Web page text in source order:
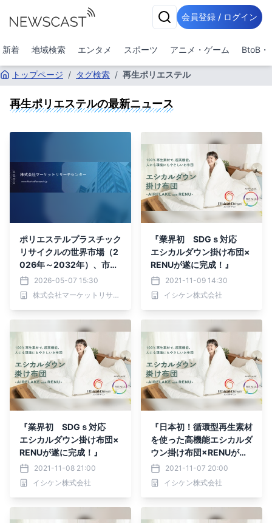
会員登録 / ログイン
新着 地域検索 エンタメ スポーツ アニメ・ゲーム BtoB・
トップページ / タグ検索 / 再生ポリエステル
再生ポリエステルの最新ニュース
ポリエステルプラスチック
リサイクルの世界市場（2
026年～2032年）、市場
規模（再生ポリエステルフ
ィラメント、再生ポリエス
テル短繊維）・分析レポー
2026-05-07 15:30
株式会社マーケットリサーチセンター
『業界初 SDGｓ対応
エシカルダウン掛け布団×
RENUが遂に完成！』
2021-11-09 14:30
イシケン株式会社
『業界初 SDGｓ対応
エシカルダウン掛け布団×
RENUが遂に完成！』
2021-11-08 21:00
イシケン株式会社
『日本初！循環型再生素材
を使った高機能エシカルダ
ウン掛け布団×RENUが遂
に完成！』
2021-11-07 20:00
イシケン株式会社